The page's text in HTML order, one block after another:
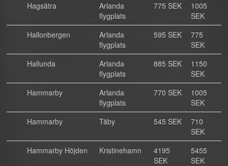
Hagsätra
Arlanda
flygplats
775 SEK
1005
SEK
Hallonbergen
Arlanda
flygplats
595 SEK
775
SEK
Hallunda
Arlanda
flygplats
885 SEK
1150
SEK
Hammarby
Arlanda
flygplats
770 SEK
1005
SEK
Hammarby
Täby 545 SEK
710
SEK
Hammarby Höjden
Kristinehamn
4195
SEK
5455
SEK